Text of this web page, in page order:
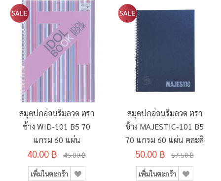
สมุดปกอ่อนริมลวด ตรา
ช้าง WID-101 B5 70
แกรม 60 แผ่น
40.00 ฿ 45.00 ฿
เพิ่มในตะกร้า
สมุดปกอ่อนริมลวด ตรา
ช้าง MAJESTIC-101 B5
70 แกรม 60 แผ่น คละสี
50.00 ฿ 57.50 ฿
เพิ่มในตะกร้า